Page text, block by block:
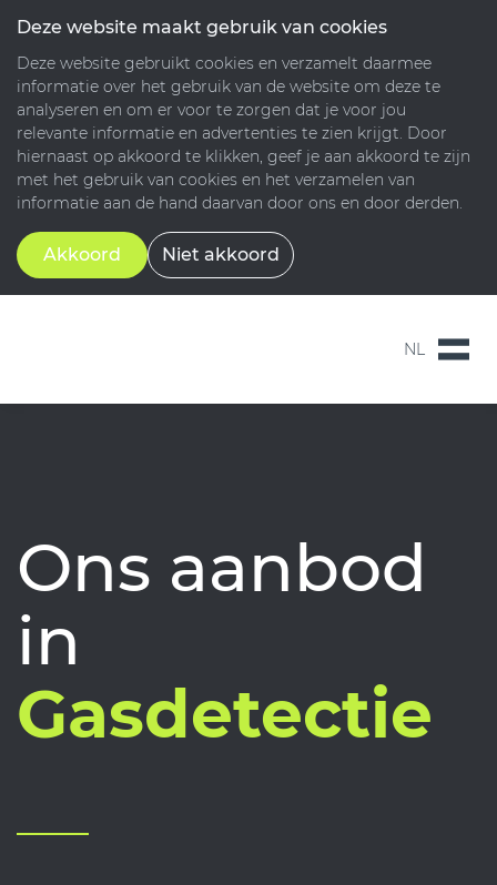
Deze website maakt gebruik van cookies
Deze website gebruikt cookies en verzamelt daarmee
informatie over het gebruik van de website om deze te
analyseren en om er voor te zorgen dat je voor jou
relevante informatie en advertenties te zien krijgt. Door
hiernaast op akkoord te klikken, geef je aan akkoord te zijn
met het gebruik van cookies en het verzamelen van
informatie aan de hand daarvan door ons en door derden.
Akkoord Niet akkoord
NL
Ons aanbod
in
Gasdetectie